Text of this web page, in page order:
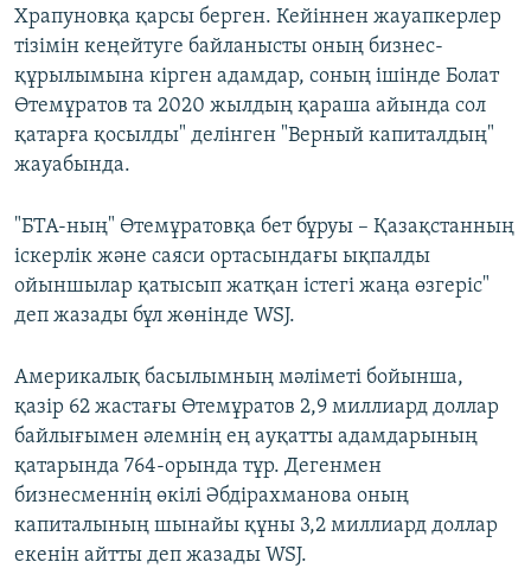
Храпуновқа қарсы берген. Кейіннен жауапкерлер
тізімін кеңейтуге байланысты оның бизнес-
құрылымына кірген адамдар, соның ішінде Болат
Өтемұратов та 2020 жылдың қараша айында сол
қатарға қосылды" делінген "Верный капиталдың"
жауабында.
"БТА-ның" Өтемұратовқа бет бұруы – Қазақстанның
іскерлік және саяси ортасындағы ықпалды
ойыншылар қатысып жатқан істегі жаңа өзгеріс"
деп жазады бұл жөнінде WSJ.
Америкалық басылымның мәліметі бойынша,
қазір 62 жастағы Өтемұратов 2,9 миллиард доллар
байлығымен әлемнің ең ауқатты адамдарының
қатарында 764-орында тұр. Дегенмен
бизнесменнің өкілі Әбдірахманова оның
капиталының шынайы құны 3,2 миллиард доллар
екенін айтты деп жазады WSJ.